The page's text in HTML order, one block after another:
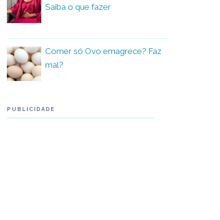
Saiba o que fazer
Comer só Ovo emagrece? Faz
mal?
PUBLICIDADE